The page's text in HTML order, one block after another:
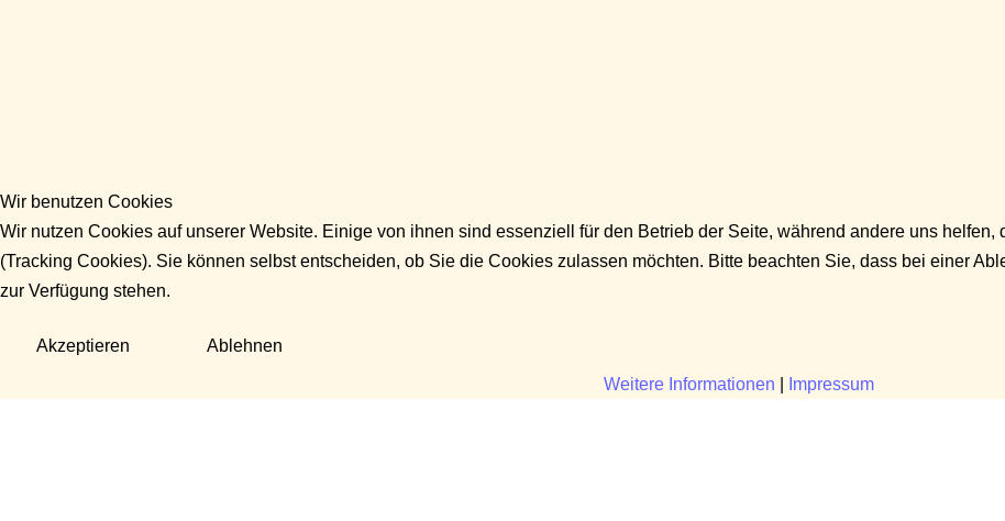
Wir benutzen Cookies
Wir nutzen Cookies auf unserer Website. Einige von ihnen sind essenziell für den Betrieb der Seite, während andere uns
(Tracking Cookies). Sie können selbst entscheiden, ob Sie die Cookies zulassen möchten. Bitte beachten Sie, dass bei einer
zur Verfügung stehen.
Akzeptieren Ablehnen
Weitere Informationen Impressum